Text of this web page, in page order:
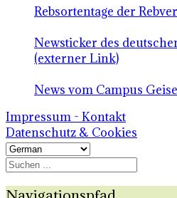
Rebsortentage der
Newsticker des
(externer Link)
News vom Campus
Impressum - Kontakt
Datenschutz & Cookies